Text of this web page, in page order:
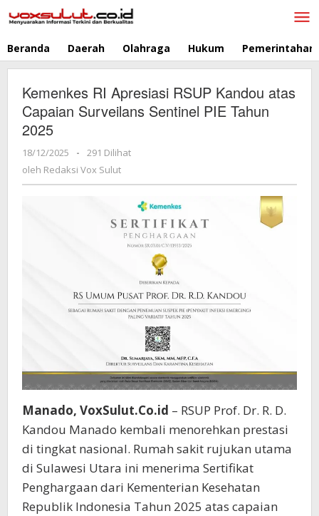
ke
Beranda Daerah Olahraga Hukum Pemerintahan
Kemenkes RI Apresiasi RSUP Kandou atas
Capaian Surveilans Sentinel PIE Tahun
2025
18/12/2025
oleh
Redaksi
-
291 Dilihat
oleh Redaksi Vox Sulut
Manado, VoxSulut.Co.id – RSUP Prof. Dr. R. D.
Kandou Manado kembali menorehkan prestasi
di tingkat nasional. Rumah sakit rujukan utama
di Sulawesi Utara ini menerima Sertifikat
Penghargaan dari Kementerian Kesehatan
Republik Indonesia Tahun 2025 atas capaian